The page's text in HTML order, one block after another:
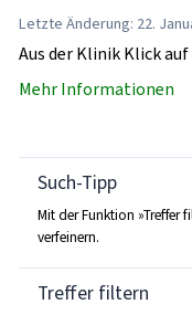
Letzte Änderung: 22.
Aus der Klinik Klick
Mehr Informationen
Such-Tipp
Mit der Funktion »Treffer
verfeinern.
Treffer filtern